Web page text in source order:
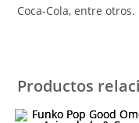
Coca-Cola, entre otros.
Productos